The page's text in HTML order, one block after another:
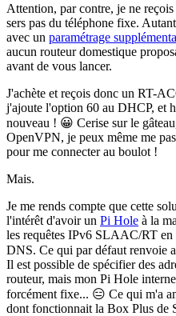
Attention, par contre, je ne
sers pas du téléphone fixe.
avec un paramétrage
aucun routeur domestique
avant de vous lancer.
J'achète et reçois donc un RT-
j'ajoute l'option 60 au DHCP, et
nouveau ! 😀 Cerise sur le
OpenVPN, je peux même me
pour me connecter au boulot !
Mais.
Je me rends compte que cette
l'intérêt d'avoir un Pi Hole à la
les requêtes IPv6 SLAAC/RT en
DNS. Ce qui par défaut renvoie
Il est possible de spécifier des
routeur, mais mon Pi Hole
forcément fixe... 😑 Ce qui m'a
dont fonctionnait la Box Plus de